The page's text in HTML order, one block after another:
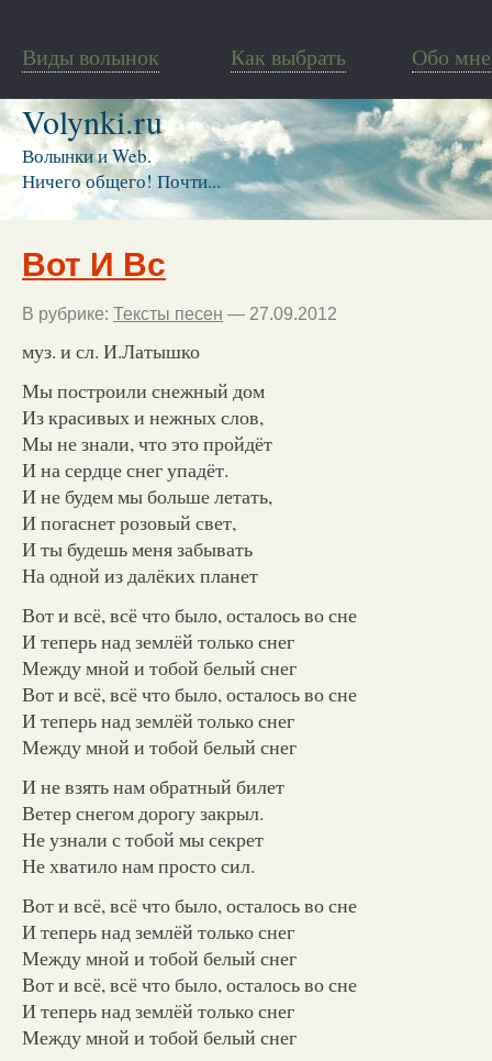
Виды волынок Как выбрать Обо мне
Volynki.ru
Волынки и Web.
Ничего общего! Почти...
Вот И Вс
В рубрике: Тексты песен — 27.09.2012
муз. и сл. И.Латышко
Мы построили снежный дом
Из красивых и нежных слов,
Мы не знали, что это пройдёт
И на сердце снег упадёт.
И не будем мы больше летать,
И погаснет розовый свет,
И ты будешь меня забывать
На одной из далёких планет
Вот и всё, всё что было, осталось во сне
И теперь над землёй только снег
Между мной и тобой белый снег
Вот и всё, всё что было, осталось во сне
И теперь над землёй только снег
Между мной и тобой белый снег
И не взять нам обратный билет
Ветер снегом дорогу закрыл.
Не узнали с тобой мы секрет
Не хватило нам просто сил.
Вот и всё, всё что было, осталось во сне
И теперь над землёй только снег
Между мной и тобой белый снег
Вот и всё, всё что было, осталось во сне
И теперь над землёй только снег
Между мной и тобой белый снег